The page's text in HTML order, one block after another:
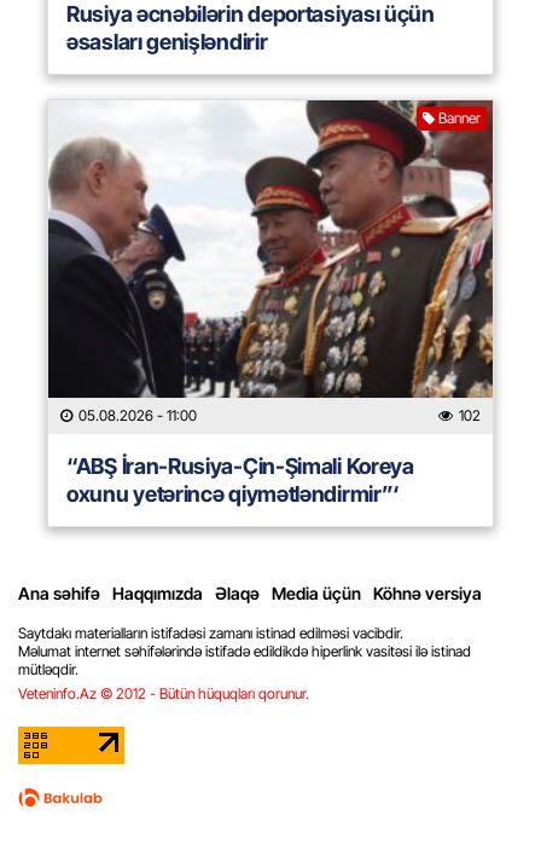
Rusiya əcnəbilərin deportasiyası üçün
əsasları genişləndirir
Banner
05.08.2026 - 11:00 102
“ABŞ İran-Rusiya-Çin-Şimali Koreya
oxunu yetərincə qiymətləndirmir”‘
Ana səhifə Haqqımızda Əlaqə Media üçün Köhnə versiya
Saytdakı materialların istifadəsi zamanı istinad edilməsi vacibdir.
Məlumat internet səhifələrində istifadə edildikdə hiperlink vasitəsi ilə istinad
mütləqdir.
Veteninfo.Az © 2012 - Bütün hüquqları qorunur.